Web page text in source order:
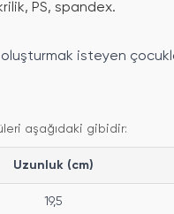
PS, spandex.
oluşturmak isteyen
aşağıdaki gibidir:
Uzunluk (cm)
19,5